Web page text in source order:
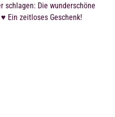
schlagen: Die wunderschöne
Ein zeitloses Geschenk!